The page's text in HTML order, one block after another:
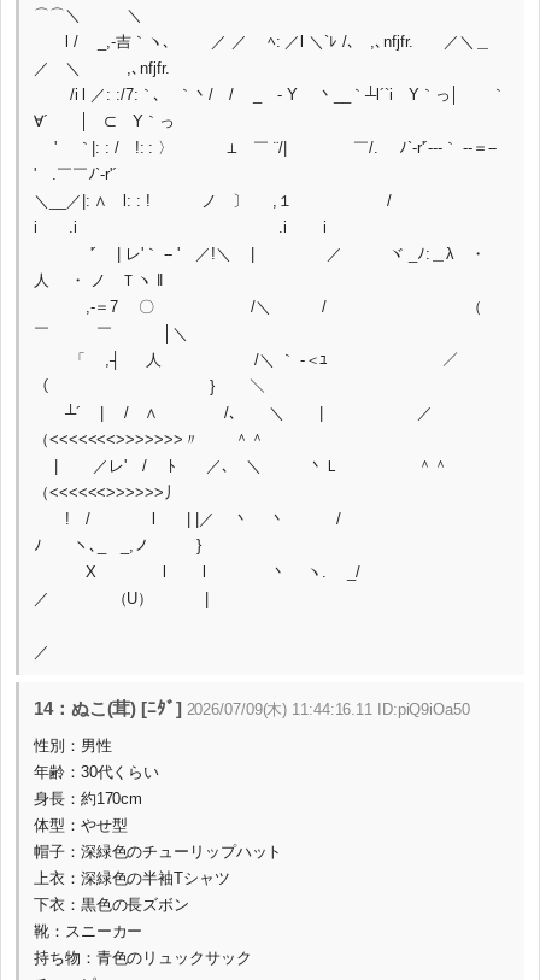
⌒⌒＼ ＼
l / _,-吉｀ヽ､ ／ ／ ﾍ: ／l ＼`ﾚ /､ ,､nfjfr. ／＼＿
／ ＼ ,､nfjfr.
/i l ／: :/7:｀､ ｀丶/ / _ - Y 丶__｀┴l´`i Y｀っ│ ｀
∀´ │ ⊂ Y｀っ
' ｀|: : / !: : 〉 ⊥ ￣ ¨/| ￣/. ﾉ`-r'´-‐‐｀ ‐-＝-‐
' .￣￣ﾉ`-r'´
＼__／|: ∧ l: : ! ノ 〕 ,１ /
i .i .i i
'´ | レ'｀ ‐‐ ' ／!＼ | ／ ヾ _ﾉ:＿λ ・
人 ・ ノ Ｔヽ ‖
,-＝7 〇 /＼ / （
￣ ￣ │＼
「 ,┤ 人 /＼ ｀ ‐＜ﾕ ／
（ } ＼
┴´ | / ∧ /､ ＼ | ／
（<<<<<<<>>>>>>>〃 ＾＾
| ／レ' / ﾄ ／､ ＼ 丶Ｌ ＾＾
（<<<<<<>>>>>>丿
! / l | |／ 丶 丶 /
ﾉ ヽ､_ _,ノ }
X l l 丶 ヽ. _/
／ （U） |
／
14：ぬこ(茸) [ﾆﾀﾞ] 2026/07/09(木) 11:44:16.11 ID:piQ9iOa50
性別：男性
年齢：30代くらい
身長：約170cm
体型：やせ型
帽子：深緑色のチューリップハット
上衣：深緑色の半袖Tシャツ
下衣：黒色の長ズボン
靴：スニーカー
持ち物：青色のリュックサック